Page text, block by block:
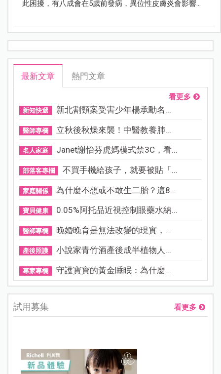
此困擾，有八成會在5歲前發病，異位性皮膚炎會影響孩
最新文章 熱門文章
看更多
新知快遞 新北割頸案受害少年楊承勳名...
醫師專欄 立秋後秋燥來襲！中醫教養肺...
名人家庭 Janet謝怡芬虎媽模式禁3C，看...
部落客專欄 不買手機給孩子，就要被貼「...
家庭關係 為什麼不想或不敢生二胎？這8...
寶貝健康 0.05%阿托品近視控制眼藥水納...
醫師專欄 晚婚晚育是無法改變的現實，...
產後照護 小說家青竹酒產後成半植物人...
專家專欄 守護寶寶的黃金睡眠：為什麼...
試用募集 看更多